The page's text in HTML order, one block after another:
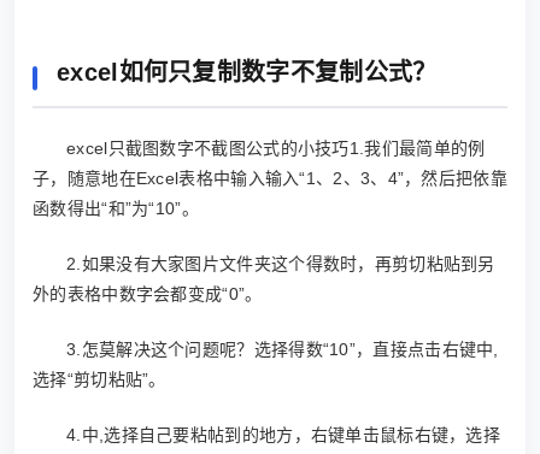
excel如何只复制数字不复制公式？
excel只截图数字不截图公式的小技巧1.我们最简单的例
子，随意地在Excel表格中输入输入“1、2、3、4”，然后把依靠
函数得出“和”为“10”。
2.如果没有大家图片文件夹这个得数时，再剪切粘贴到另
外的表格中数字会都变成“0”。
3.怎莫解决这个问题呢？选择得数“10”，直接点击右键中,
选择“剪切粘贴”。
4.中,选择自己要粘帖到的地方，右键单击鼠标右键，选择